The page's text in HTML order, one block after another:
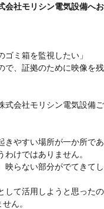
会社モリシン電気設備へお
ゴミ箱を監視したい」
で、証拠のために映像を残
式会社モリシン電気設備ご
きやすい場所が一か所であ
けではありません。
映らない部分がでてきてし
して活用しようと思ったの
ん。